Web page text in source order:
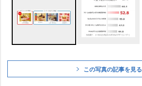
この写真の記事を見る